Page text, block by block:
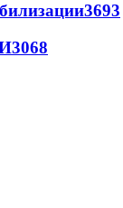
3693
3068